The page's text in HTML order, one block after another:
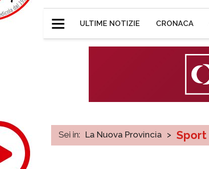
ULTIME NOTIZIE CRONACA
Sei in: La Nuova Provincia > Sport